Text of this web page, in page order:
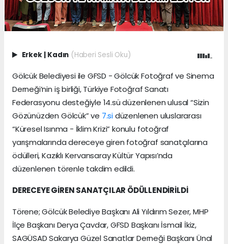
Erkek | Kadın (Haberi Sesli Oku)
Gölcük Belediyesi ile GFSD - Gölcük Fotoğraf ve Sinema
Derneği’nin iş birliği, Türkiye Fotoğraf Sanatı
Federasyonu desteğiyle 14.sü düzenlenen ulusal “Sizin
Gözünüzden Gölcük” ve 7.sidüzenlenen uluslararası
“Küresel Isınma - İklim Krizi” konulu fotoğraf
yarışmalarında dereceye giren fotoğraf sanatçılarına
ödülleri, Kazıklı Kervansaray Kültür Yapısı’nda
düzenlenen törenle takdim edildi.
DERECEYE GİREN SANATÇILAR ÖDÜLLENDİRİLDİ
Törene; Gölcük Belediye Başkanı Ali Yıldırım Sezer, MHP
İlçe Başkanı Derya Çavdar, GFSD Başkanı İsmail İkiz,
SAGÜSAD Sakarya Güzel Sanatlar Derneği Başkanı Ünal